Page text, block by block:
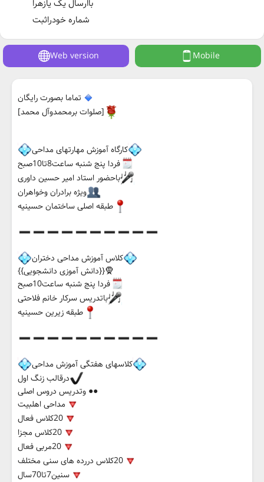
باارسال یک یازهرا
شماره خودراثبت
Web version Mobile
تماما بصورت رایگان
[صلوات برمحمدوآل محمد]
کارگاه آموزش مهارتهای مداحی
فردا پنج شنبه ساعت8تا10صبح
باحضور استاد امیر حسین داوری
ویژه برادران وخواهران
طبقه اصلی ساختمان حسینیه
کلاس آموزش مداحی دختران
🧕{{دانش آموزی دانشجویی}}
فردا پنج شنبه ساعت10صبح
باتدریس سرکار خانم فلاحتی
طبقه زیرین‌ حسینیه
کلاسهای هفتگی آموزش مداحی
درقالب زنگ اول
●● وتدریس دروس اصلی
مداحی اهلبیت
20کلاس فعال
20کلاس مجزا
20مربی فعال
20کلاس دررده های سنی مختلف
سنین7تا70سال